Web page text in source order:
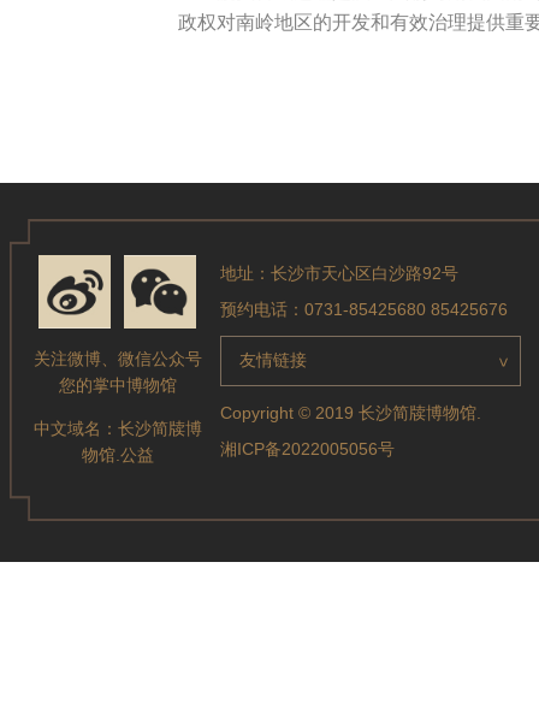
政权对南岭地区的开发和有效治理提供重
关注微博、微信公众号
您的掌中博物馆
中文域名： 长沙简牍博
物馆.公益
地址：长沙市天心区白沙路92号
预约电话：0731-85425680 85425676
友情链接 >
Copyright © 2019 长沙简牍博物馆.
湘ICP备2022005056号